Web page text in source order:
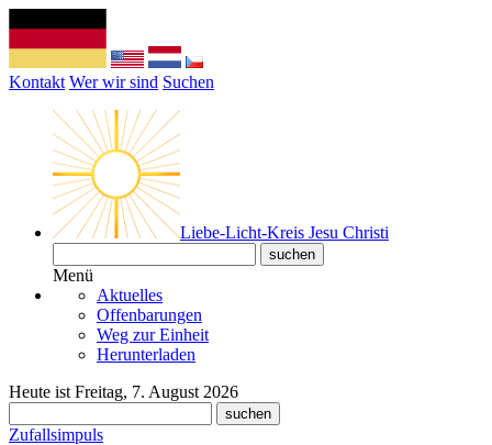
Kontakt Wer wir sind Suchen
Liebe-Licht-Kreis Jesu Christi
Menü
Aktuelles
Offenbarungen
Weg zur Einheit
Herunterladen
Heute ist Freitag, 7. August 2026
Zufallsimpuls